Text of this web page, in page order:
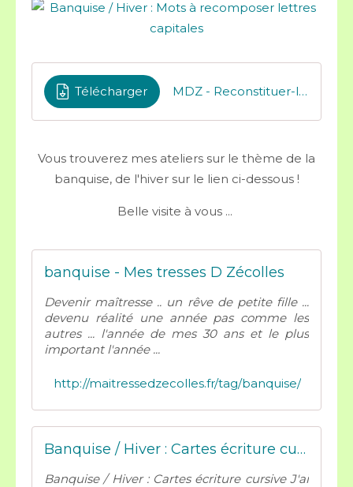
Télécharger MDZ - Reconstituer-lettres-bois-script-maj
Vous trouverez mes ateliers sur le thème de la
banquise, de l'hiver sur le lien ci-dessous !
Belle visite à vous ...
banquise - Mes tresses D Zécolles
Devenir maîtresse .. un rêve de petite fille ...
devenu réalité une année pas comme les
autres ... l'année de mes 30 ans et le plus
important l'année ...
http://maitressedzecolles.fr/tag/banquise/
Banquise / Hiver : Cartes écriture cursive - Mes tresses D Zécolles
Banquise / Hiver : Cartes écriture cursive J'ai